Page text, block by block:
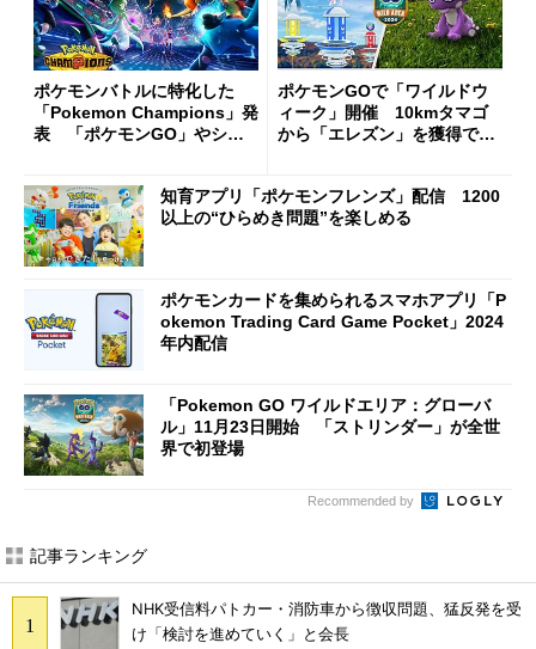
ポケモンバトルに特化した
「Pokemon Champions」発
表 「ポケモンGO」やシリ
ポケモンGOで「ワイルドウ
ィーク」開催 10kmタマゴ
から「エレズン」を獲得でき
知育アプリ「ポケモンフレンズ」配信 1200
以上の“ひらめき問題”を楽しめる
ポケモンカードを集められるスマホアプリ「P
okemon Trading Card Game Pocket」2024
年内配信
「Pokemon GO ワイルドエリア：グローバ
ル」11月23日開始 「ストリンダー」が全世
界で初登場
Recommended by
記事ランキング
NHK受信料パトカー・消防車から徴収問題、猛反発を受
け「検討を進めていく」と会長